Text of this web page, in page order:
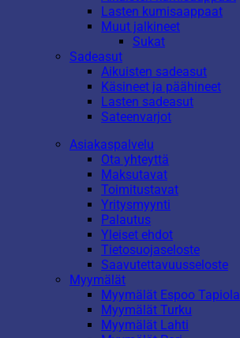
Lasten kumisaappaat
Muut jalkineet
Sukat
Sadeasut
Aikuisten sadeasut
Käsineet ja päähineet
Lasten sadeasut
Sateenvarjot
Asiakaspalvelu
Ota yhteyttä
Maksutavat
Toimitustavat
Yritysmyynti
Palautus
Yleiset ehdot
Tietosuojaseloste
Saavutettavuusseloste
Myymälät
Myymälät Espoo Tapiola
Myymälät Turku
Myymälät Lahti